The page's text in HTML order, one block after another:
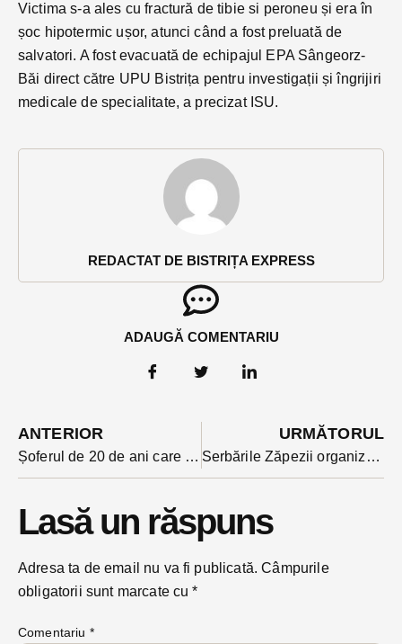
REDACTAT DE BISTRIȚA EXPRESS
ADAUGĂ COMENTARIU
Victima s-a ales cu fractură de tibie si peroneu și era în
șoc hipotermic ușor, atunci când a fost preluată de
salvatori. A fost evacuată de echipajul EPA Sângeorz-
Băi direct către UPU Bistrița pentru investigații și îngrijiri
medicale de specialitate, a precizat ISU.
ANTERIOR
Șoferul de 20 de ani care a provocat accidentul mortal din noaptea de Crăciun ajunge miercuri în fața instanței
URMĂTORUL
Serbările Zăpezii organizate anul acesta la Bistrița cu o lună mai repede
Lasă un răspuns
Adresa ta de email nu va fi publicată. Câmpurile
obligatorii sunt marcate cu*
Comentariu *